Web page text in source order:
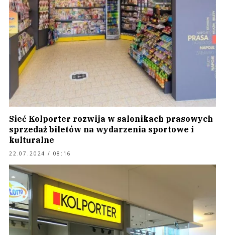
Sieć Kolporter rozwija w salonikach prasowych
sprzedaż biletów na wydarzenia sportowe i
kulturalne
22.07.2024 / 08:16